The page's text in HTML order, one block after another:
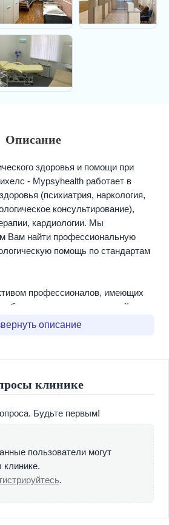
Описание
здоровья и помощи при
- Mypsyhealth работает в
(психиатрия, наркология,
консультирование),
кардиологии. Мы
Вам найти профессиональную
помощь по стандартам
профессионалов, имеющих
образование и колоссальный опыт.
оказываем анонимную
о частных
Москвы и Московской
может быть подвержен
в положение своих пациентов,
врачебной этики. Наши пациенты
каждому из них
план по выздоровлению. Мы
описание
клинике
Будьте первым!
пользователи могут
клинике.
.